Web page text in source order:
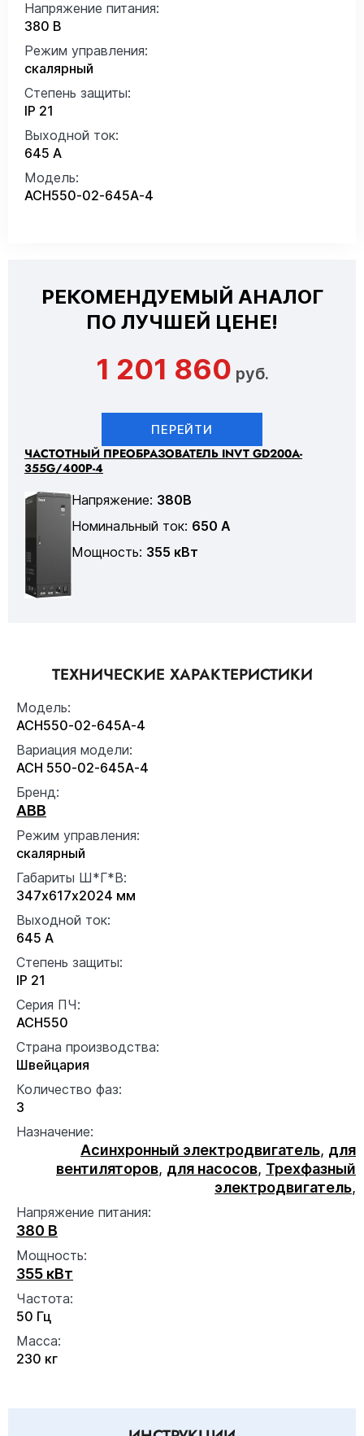
Напряжение питания:
380 В
Режим управления:
скалярный
Степень защиты:
IP 21
Выходной ток:
645 А
Модель:
ACH550-02-645A-4
РЕКОМЕНДУЕМЫЙ АНАЛОГ
ПО ЛУЧШЕЙ ЦЕНЕ!
1 201 860 руб.
ПЕРЕЙТИ
ЧАСТОТНЫЙ ПРЕОБРАЗОВАТЕЛЬ INVT GD200A-
355G/400P-4
Напряжение: 380В
Номинальный ток: 650 А
Мощность: 355 кВт
ТЕХНИЧЕСКИЕ ХАРАКТЕРИСТИКИ
Модель:
ACH550-02-645A-4
Вариация модели:
ACH 550-02-645A-4
Бренд:
ABB
Режим управления:
скалярный
Габариты Ш*Г*В:
347x617x2024 мм
Выходной ток:
645 А
Степень защиты:
IP 21
Серия ПЧ:
ACH550
Страна производства:
Швейцария
Количество фаз:
3
Назначение:
Асинхронный электродвигатель, для
вентиляторов, для насосов, Трехфазный
электродвигатель,
Напряжение питания:
380 В
Мощность:
355 кВт
Частота:
50 Гц
Масса:
230 кг